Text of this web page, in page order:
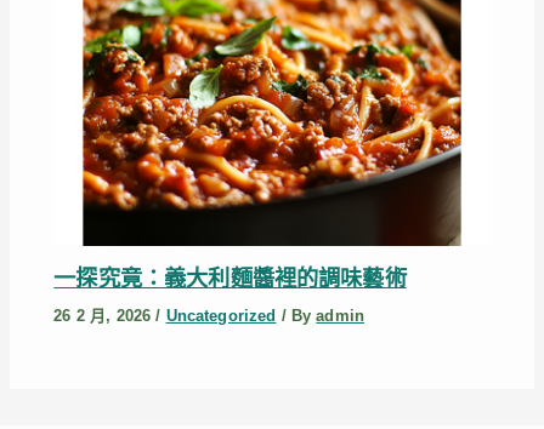
一探究竟：義大利麵醬裡的調味藝術
26 2 月, 2026/ Uncategorized / Byadmin